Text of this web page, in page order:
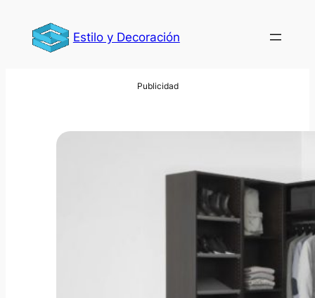
contenido
Estilo y Decoración